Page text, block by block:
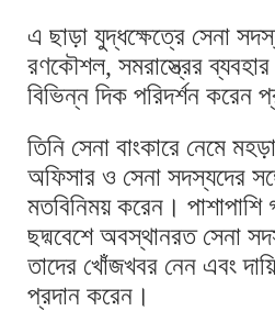
এ ছাড়া যুদ্ধক্ষেত্রে সেনা
রণকৌশল, সমরাস্ত্রের
বিভিন্ন দিক পরিদর্শন করেন
তিনি সেনা বাংকারে নেমে
অফিসার ও সেনা সদস্যদের
মতবিনিময় করেন। পাশাপাশি
ছদ্মবেশে অবস্থানরত সেনা
তাদের খোঁজখবর নেন এবং
প্রদান করেন।